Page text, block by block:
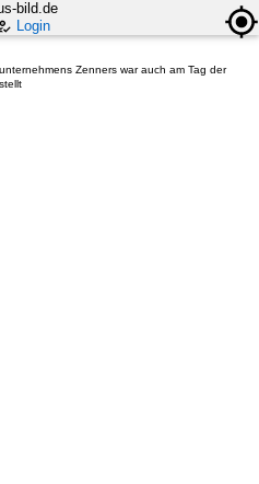
bild.de
Login
Zenners war auch am Tag der